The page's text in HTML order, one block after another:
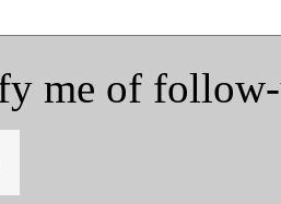
me of follow-